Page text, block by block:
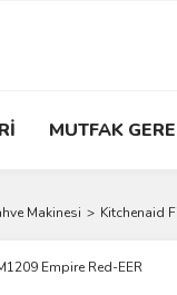
MUTFAK
Makinesi Kitchenaid